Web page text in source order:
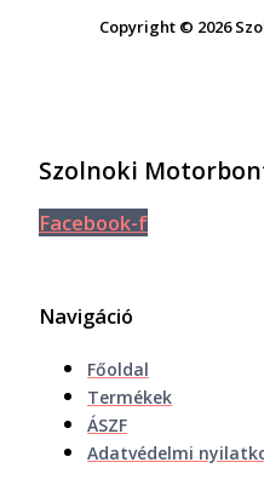
Copyright © 2026
Szolnoki
Facebook-f
Navigáció
Főoldal
Termékek
ÁSZF
Adatvédelmi